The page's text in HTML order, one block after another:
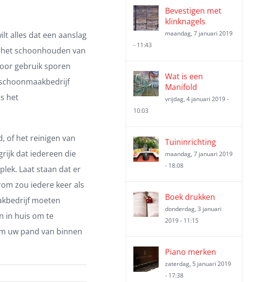
alles dat een aanslag
schoonhouden van
gebruik sporen
het
of het reinigen van
dat iedereen die
Laat staan dat er
zou iedere keer als
moeten
in huis om te
uw pand van binnen
Bevestigen met
klinknagels
maandag, 7 januari 2019
- 11:43
Wat is een
Manifold
vrijdag, 4 januari 2019 -
10:03
Tuininrichting
maandag, 7 januari 2019
- 18:08
Boek drukken
donderdag, 3 januari
2019 - 11:15
Piano merken
zaterdag, 5 januari 2019
- 17:38